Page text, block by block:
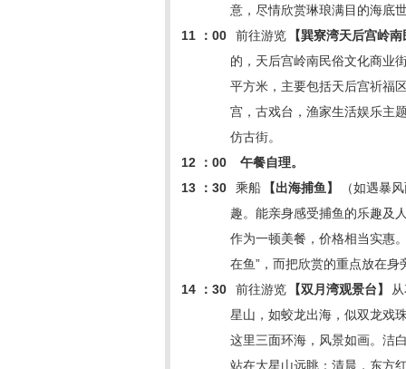
意，尽情欣赏琳琅满目的海底
11
： 00 前往游览
【巽寮湾天后宫岭
的，天后宫岭南民俗文化商业
平方米，主要包括天后宫祈福
宫，古戏台，渔家生活娱乐主
仿古街。
12
： 00
午餐自理。
13
： 30 乘船 【出海捕鱼】
（如遇暴
趣。能亲身感受捕鱼的乐趣及
作为一顿美餐，价格相当实惠
在鱼”，而把欣赏的重点放在
14
： 30 前往游览 【双月湾观景台】
星山，如蛟龙出海，似双龙戏
这里三面环海，风景如画。洁
站在大星山远眺：清晨，东方